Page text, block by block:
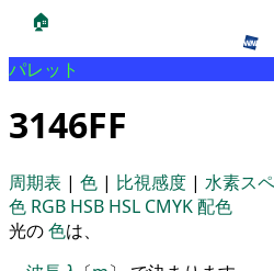
🏠
パレット
3146FF
周期表 | 色 | 比視感度 | 水素ス
色 RGB HSB HSL CMYK配色
光の色は、